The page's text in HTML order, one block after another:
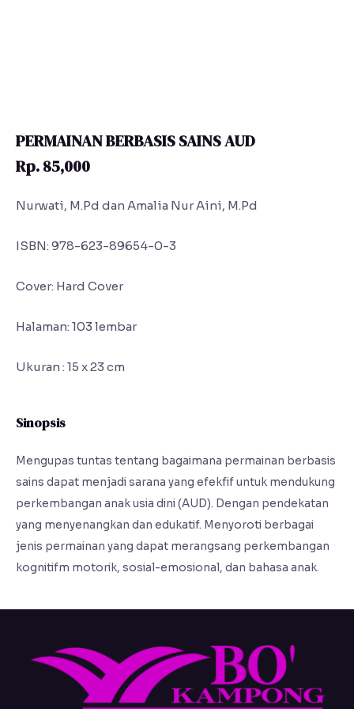
PERMAINAN BERBASIS SAINS AUD
Rp. 85,000
Nurwati, M.Pd dan Amalia Nur Aini, M.Pd
ISBN: 978-623-89654-0-3
Cover: Hard Cover
Halaman: 103 lembar
Ukuran : 15 x 23 cm
Sinopsis
Mengupas tuntas tentang bagaimana permainan berbasis
sains dapat menjadi sarana yang efekfif untuk mendukung
perkembangan anak usia dini (AUD). Dengan pendekatan
yang menyenangkan dan edukatif. Menyoroti berbagai
jenis permainan yang dapat merangsang perkembangan
kognitifm motorik, sosial-emosional, dan bahasa anak.